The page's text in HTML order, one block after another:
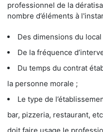
professionnel de la
nombre d’éléments à
Des dimensions du
De la fréquence
Du temps du contrat
la personne morale ;
Le type de
bar, pizzeria, restaurant,